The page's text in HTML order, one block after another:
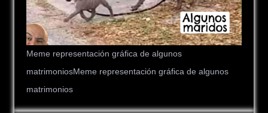
Meme representación gráfica de algunos
matrimoniosMeme representación gráfica de algunos
matrimonios